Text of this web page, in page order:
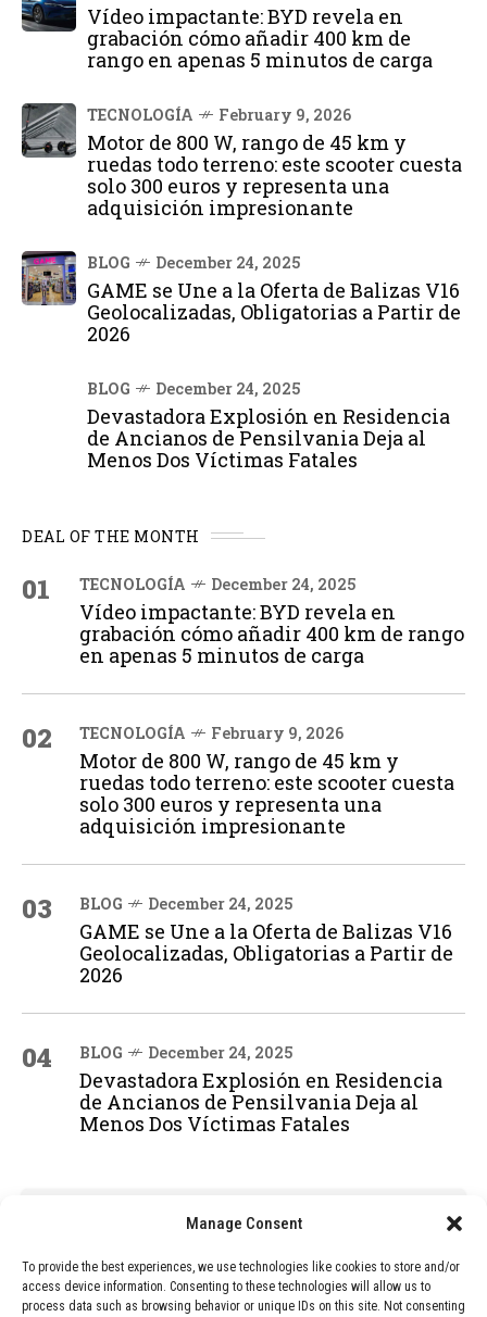
Manage Consent
To provide the best experiences, we use technologies like cookies to store and/or
access device information. Consenting to these technologies will allow us to
process data such as browsing behavior or unique IDs on this site. Not consenting
Vídeo impactante: BYD revela en
grabación cómo añadir 400 km de
rango en apenas 5 minutos de carga
TECNOLOGÍA February 9, 2026
Motor de 800 W, rango de 45 km y
ruedas todo terreno: este scooter cuesta
solo 300 euros y representa una
adquisición impresionante
BLOG December 24, 2025
GAME se Une a la Oferta de Balizas V16
Geolocalizadas, Obligatorias a Partir de
2026
BLOG December 24, 2025
Devastadora Explosión en Residencia
de Ancianos de Pensilvania Deja al
Menos Dos Víctimas Fatales
DEAL OF THE MONTH
01 TECNOLOGÍA December 24, 2025
Vídeo impactante: BYD revela en
grabación cómo añadir 400 km de rango
en apenas 5 minutos de carga
02 TECNOLOGÍA February 9, 2026
Motor de 800 W, rango de 45 km y
ruedas todo terreno: este scooter cuesta
solo 300 euros y representa una
adquisición impresionante
03 BLOG December 24, 2025
GAME se Une a la Oferta de Balizas V16
Geolocalizadas, Obligatorias a Partir de
2026
04 BLOG December 24, 2025
Devastadora Explosión en Residencia
de Ancianos de Pensilvania Deja al
Menos Dos Víctimas Fatales